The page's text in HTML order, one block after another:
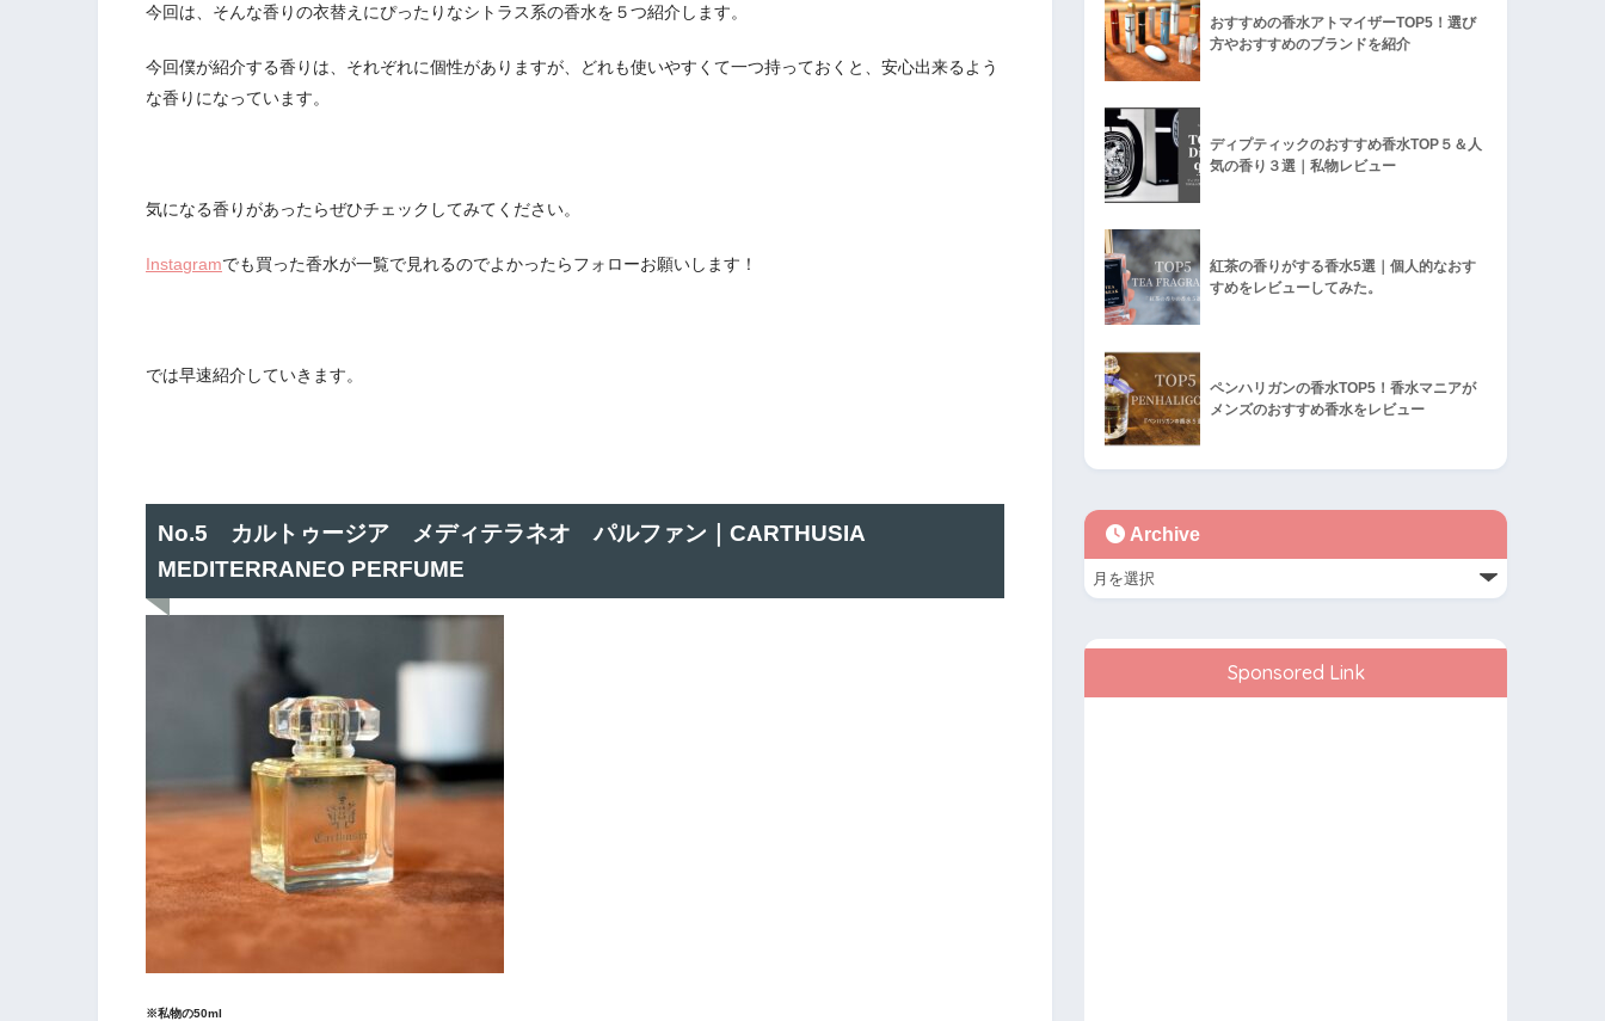
今回は、そんな香りの衣替えにぴったりなシトラス系の香水を５つ紹介します。
今回僕が紹介する香りは、それぞれに個性がありますが、どれも使いやすくて一つ持っておくと、安心出来るよう
な香りになっています。
気になる香りがあったらぜひチェックしてみてください。
Instagramでも買った香水が一覧で見れるのでよかったらフォローお願いします！
では早速紹介していきます。
No.5 カルトゥージア メディテラネオ パルファン｜CARTHUSIA
MEDITERRANEO PERFUME
※私物の50ml
おすすめの香水アトマイザーTOP5！選び
方やおすすめのブランドを紹介
ディプティックのおすすめ香水TOP５＆人
気の香り３選｜私物レビュー
紅茶の香りがする香水5選｜個人的なおす
すめをレビューしてみた。
ペンハリガンの香水TOP5！香水マニアが
メンズのおすすめ香水をレビュー
Archive
Sponsored Link